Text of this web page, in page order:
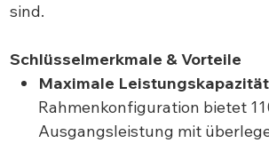
sind.
Schlüsselmerkmale & Vorteile
Maximale Leistungskapazität
Rahmenkonfiguration bietet
Ausgangsleistung mit